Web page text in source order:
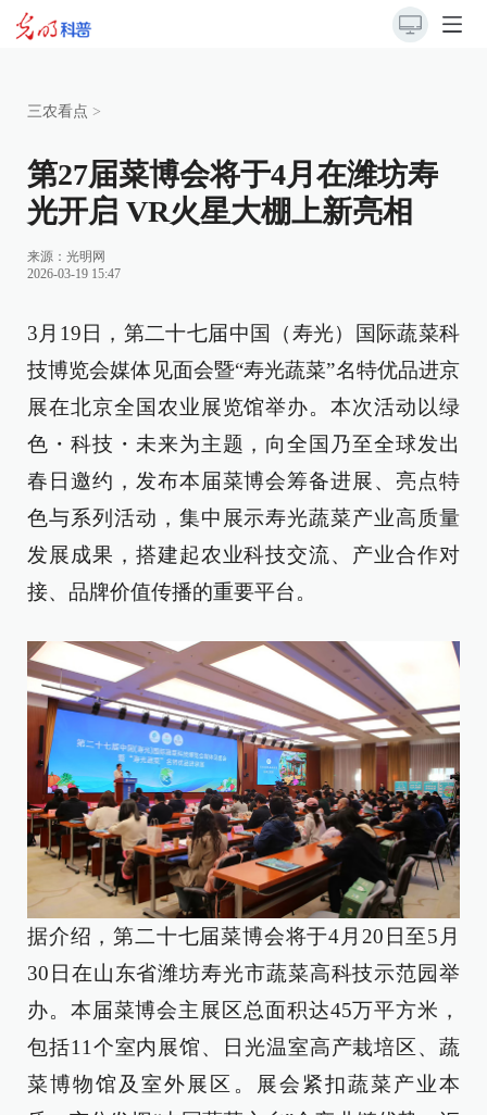
三农看点 >
第27届菜博会将于4月在潍坊寿
光开启 VR火星大棚上新亮相
来源： 光明网
2026-03-19 15:47
3月19日，第二十七届中国（寿光）国际蔬菜科
技博览会媒体见面会暨“寿光蔬菜”名特优品进京
展在北京全国农业展览馆举办。本次活动以绿
色・科技・未来为主题，向全国乃至全球发出
春日邀约，发布本届菜博会筹备进展、亮点特
色与系列活动，集中展示寿光蔬菜产业高质量
发展成果，搭建起农业科技交流、产业合作对
接、品牌价值传播的重要平台。
据介绍，第二十七届菜博会将于4月20日至5月
30日在山东省潍坊寿光市蔬菜高科技示范园举
办。本届菜博会主展区总面积达45万平方米，
包括11个室内展馆、日光温室高产栽培区、蔬
菜博物馆及室外展区。展会紧扣蔬菜产业本